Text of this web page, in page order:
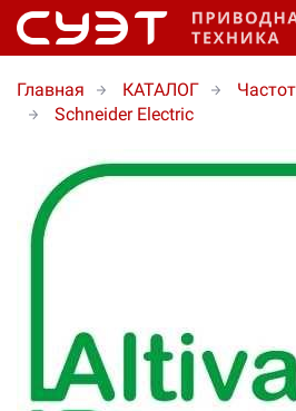
Главная КАТАЛОГ
Schneider Electric